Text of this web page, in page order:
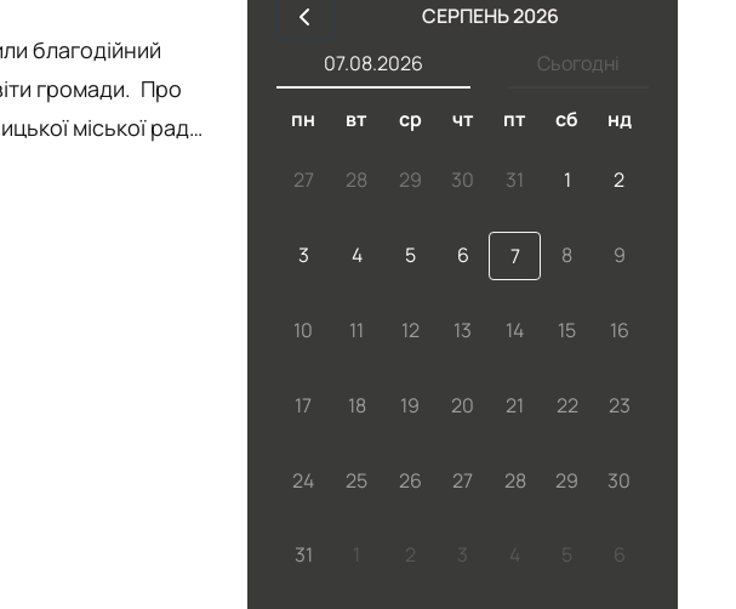
благодійний
громади. Про
міської ради.
на
СЕРПЕНЬ 2026
Сьогодні
07.08.2026
пн вт ср чт пт сб нд
27 28 29 30 31 1 2
3 4 5 6 7 8 9
10 11 12 13 14 15 16
17 18 19 20 21 22 23
24 25 26 27 28 29 30
31 1 2 3 4 5 6